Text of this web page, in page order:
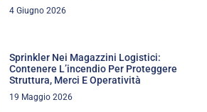
4 Giugno 2026
Sprinkler Nei Magazzini Logistici:
Contenere L’incendio Per Proteggere
Struttura, Merci E Operatività
19 Maggio 2026